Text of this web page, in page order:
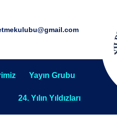
Yayın Grubu
24. Yılın Yıldızları